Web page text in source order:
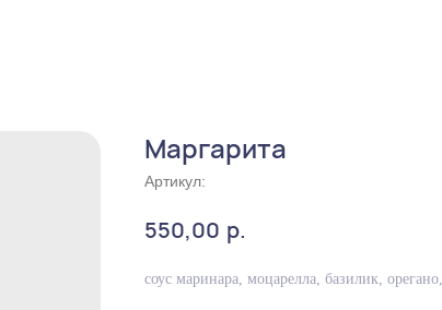
Маргарита
Артикул:
550,00 р.
соус маринара, моцарелла, базилик,